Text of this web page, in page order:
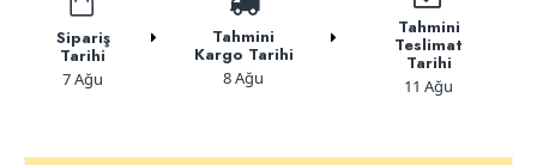
Sipariş
Tarihi
7 Ağu
Tahmini
Kargo Tarihi
8 Ağu
Tahmini
Teslimat
Tarihi
11 Ağu